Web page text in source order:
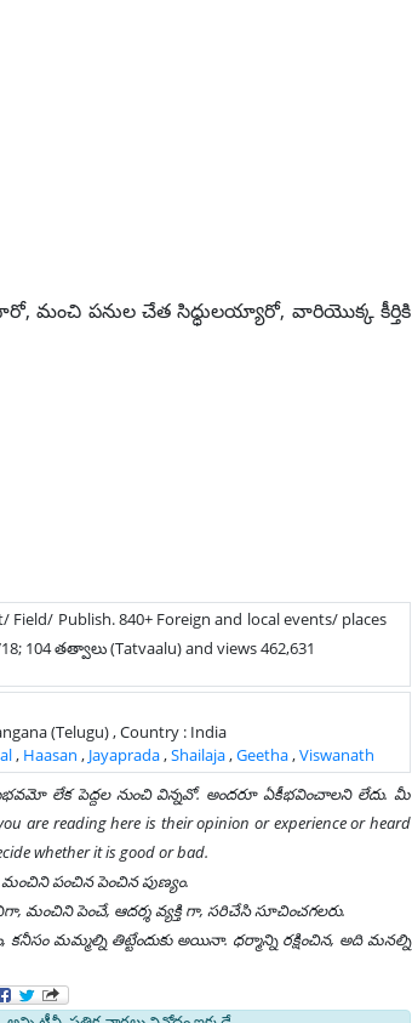
మంచి పనుల చేత సిధ్ధులయ్యారో, వారియొక్క కీర్తికి
Field/ Publish. 840+ Foreign and local events/ places
104 తత్వాలు (Tatvaalu) and views 462,631
(Telugu) , Country : India
, Haasan , Jayaprada,Shailaja,Geetha,Viswanath
లేక పెద్దల నుంచి విన్నవో. అందరూ ఏకీభవించాలని లేదు. మీ
reading here is their opinion or experience or heard
whether it is good or bad.
మంచిని పంచిన పెంచిన పుణ్యం.
పెంచే, ఆదర్శ వ్యక్తి గా, సరిచేసి సూచించగలరు.
మమ్మల్ని తిట్టేందుకు అయినా. ధర్మాన్ని రక్షించిన, అది మనల్ని